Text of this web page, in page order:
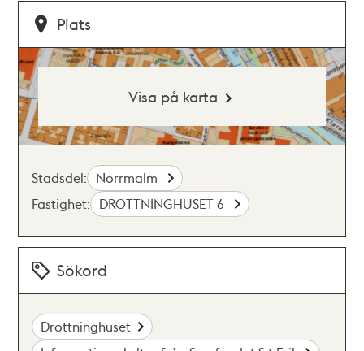
Plats
Visa på karta
Stadsdel: Norrmalm
Fastighet: DROTTNINGHUSET 6
Sökord
Drottninghuset